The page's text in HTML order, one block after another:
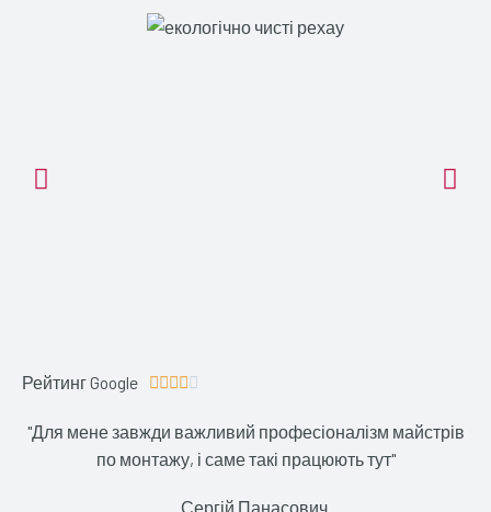
Рейтинг Google 
1
/
"Для мене завжди важливий професіоналізм майстрів
по монтажу, і саме такі працюють тут"
Сергій Панасович